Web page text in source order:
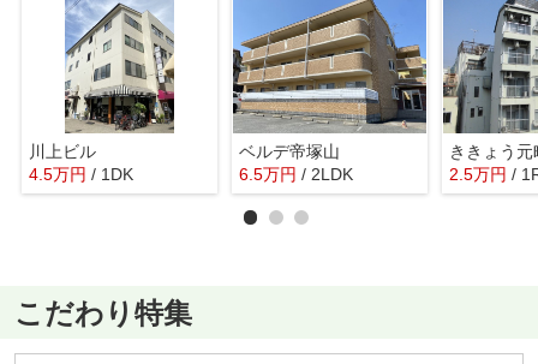
川上ビル
4.5万円 / 1DK
ベルデ帝塚山
6.5万円 / 2LDK
ききょう元
2.5万円 /
こだわり特集